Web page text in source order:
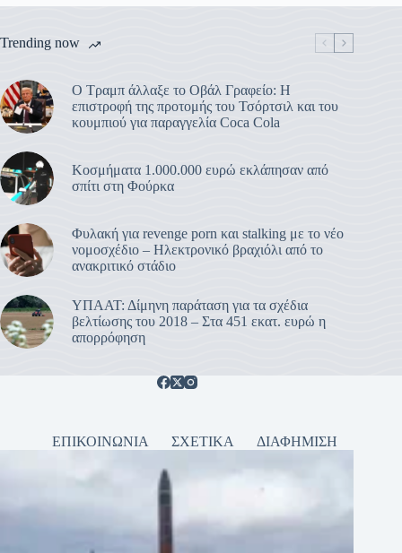
Trending now
Ο Τραμπ άλλαξε το Οβάλ Γραφείο: Η
επιστροφή της προτομής του Τσόρτσιλ και του
κουμπιού για παραγγελία Coca Cola
Κοσμήματα 1.000.000 ευρώ εκλάπησαν από
σπίτι στη Φούρκα
Φυλακή για revenge porn και stalking με το νέο
νομοσχέδιο – Ηλεκτρονικό βραχιόλι από το
ανακριτικό στάδιο
ΥΠΑΑΤ: Δίμηνη παράταση για τα σχέδια
βελτίωσης του 2018 – Στα 451 εκατ. ευρώ η
απορρόφηση
ΕΠΙΚΟΙΝΩΝΙΑ ΣΧΕΤΙΚΑ ΔΙΑΦΗΜΙΣΗ